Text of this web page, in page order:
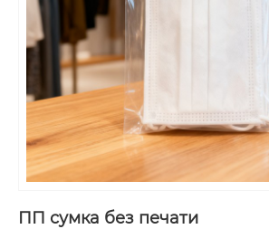
ПП сумка без печати